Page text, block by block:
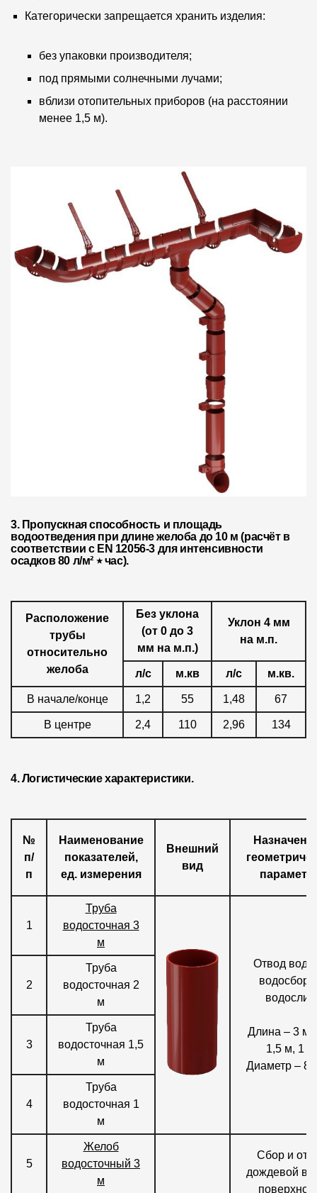
Чердачные лестницы
Документация
Документация
Инструкции по монтажу
Сертификаты
Чертежи
Компания
Контроль качества кровли
Качество фасадов
Награды
Отправка рекламации
Вакансии
Москва
Где купить?
site@docke.ru
Адрес
125212, Россия, Москва, Головинское ш., д. 5, стр. 1(БЦ
Режим работы
Пн-Пт - 10-19
Сб-Вс - выходной
Категорически запрещается хранить изделия:
без упаковки производителя;
под прямыми солнечными лучами;
вблизи отопительных приборов (на расстоянии
менее 1,5 м).
3. Пропускная способность и площадь
водоотведения при длине желоба до 10 м (расчёт в
соответствии с EN 12056-3 для интенсивности
осадков 80 л/м² ٭ час).
Расположение
трубы
относительно
желоба
Без уклона
(от 0 до 3
мм на м.п.)
Уклон 4 мм
на м.п.
л/с м.кв л/с м.кв.
В начале/конце 1,2 55 1,48 67
В центре 2,4 110 2,96 134
4. Логистические характеристики.
№
п/
п
Наименование
показателей,
ед. измерения
Внешний
вид
1
Труба
водосточная 3
м
Отвод воды
Длина – 3 м,
1,5 м, 1 м;
Диаметр –
2
Труба
водосточная 2
м
3
Труба
водосточная 1,5
м
4
Труба
водосточная 1
м
5
Желоб
водосточный 3
м
Сбор и
дождевой